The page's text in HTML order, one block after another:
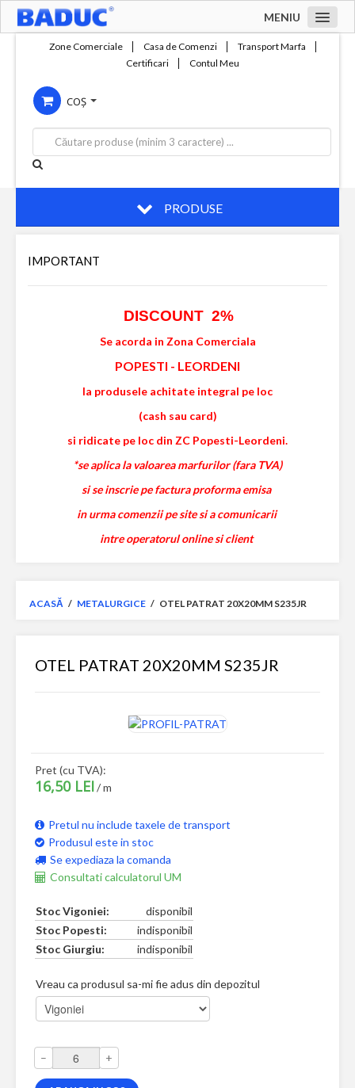
MENIU
Compania
Servicii
Productie
Contact
Zone Comerciale Casa de Comenzi
Transport Marfa
Certificari
Contul Meu
COȘ
PRODUSE
IMPORTANT
DISCOUNT 2%
Se acorda in Zona Comerciala
POPESTI - LEORDENI
la produsele achitate integral pe loc
(cash sau card)
si ridicate pe loc din ZC Popesti-Leordeni.
*se aplica la valoarea marfurilor (fara TVA)
si se inscrie pe factura proforma emisa
in urma comenzii pe site si a comunicarii
intre operatorul online si client
ACASĂ / METALURGICE / OTEL PATRAT 20X20MM S235JR
OTEL PATRAT 20X20MM S235JR
Pret (cu TVA):
16,50 LEI/ m
Pretul nu include taxele de transport
Produsul este in stoc
Se expediaza la comanda
Consultati calculatorul UM
Stoc Vigoniei:
disponibil
Stoc Popesti:
indisponibil
Stoc Giurgiu:
indisponibil
Vreau ca produsul sa-mi fie adus din depozitul
– +